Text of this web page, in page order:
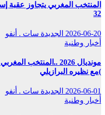
المنتخب المغربي يتجاوز عقبة
32
2026-06-20 الجديدة سات . أنفو
أخبار وطنية
)مع نظيره البرازيلي
2026-06-01 الجديدة سات . أنفو
أخبار وطنية